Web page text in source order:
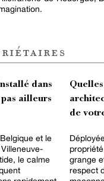
dans
ailleurs
et le
le calme
de
grange
respect